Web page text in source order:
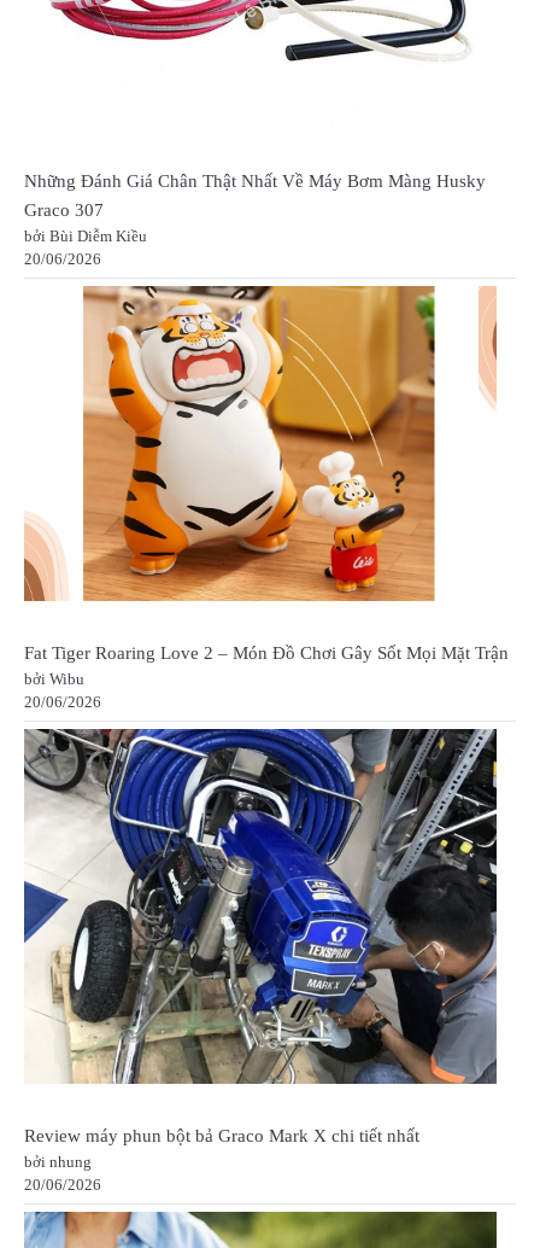
Những Đánh Giá Chân Thật Nhất Về Máy Bơm Màng Husky
Graco 307
bởi Bùi Diễm Kiều
20/06/2026
Fat Tiger Roaring Love 2 – Món Đồ Chơi Gây Sốt Mọi Mặt Trận
bởi Wibu
20/06/2026
Review máy phun bột bả Graco Mark X chi tiết nhất
bởi nhung
20/06/2026